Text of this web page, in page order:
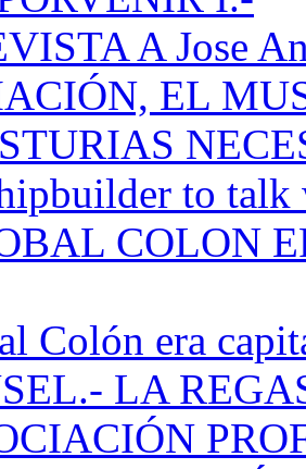
A Jose
EL
to talk
COLON
Colón era
LA